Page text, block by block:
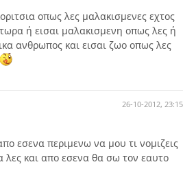
οπως λες μαλακισμενες εχτος
ή εισαι μαλακισμενη οπως λες ή
ανθρωπος και εισαι ζωο οπως λες
26-10-2012, 23:15
εσενα περιμενω να μου τι νομιζεις
λες και απο εσενα θα σω τον εαυτο